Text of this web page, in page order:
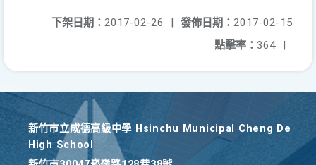
發佈日期： 2017-02-15
下架日期： 2017-02-26
|
點擊率： 364 |
新竹巿立成德高級中學 Hsinchu Municipal Cheng De
High School